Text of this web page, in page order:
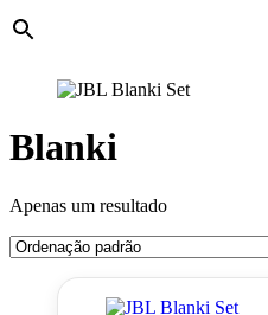
Blanki
Apenas um resultado